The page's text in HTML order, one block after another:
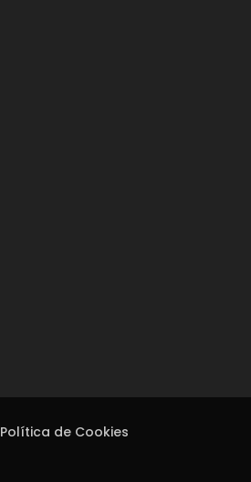
Política de Cookies